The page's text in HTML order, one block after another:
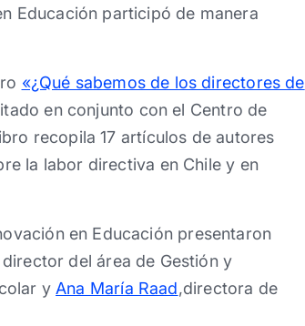
Educación participó de manera
«¿Qué sabemos de los directores de
en conjunto con el Centro de
recopila 17 artículos de autores
la labor directiva en Chile y en
en Educación presentaron
director del área de Gestión y
y Ana María Raad,directora de